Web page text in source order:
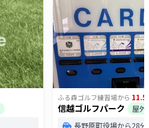
ふる森ゴルフ練習場から
信越ゴルフパーク
屋外
長野原町役場から28分